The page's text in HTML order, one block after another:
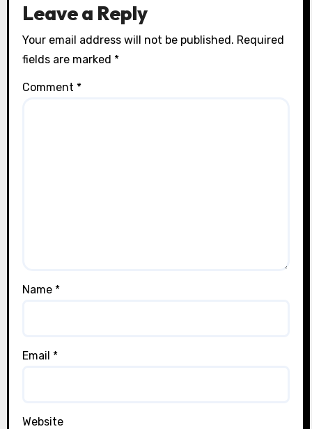
Leave a Reply
Your email address will not be published. Required
fields are marked *
Comment *
Name *
Email *
Website